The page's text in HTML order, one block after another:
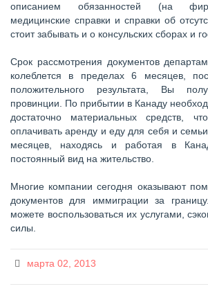
описанием обязанностей (на
медицинские справки и справки об
стоит забывать и о консульских сборах и
Срок рассмотрения документов
колеблется в пределах 6 месяцев,
положительного результата, Вы
провинции. По прибытии в Канаду
достаточно материальных средств,
оплачивать аренду и еду для себя и
месяцев, находясь и работая в
постоянный вид на жительство.
Многие компании сегодня оказывают
документов для иммиграции за
можете воспользоваться их услугами,
силы.
марта 02, 2013